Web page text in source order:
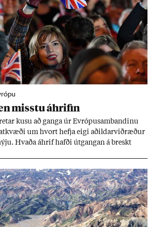
misstu áhrif­in
kusu að ganga úr Evr­ópu­sam­band­inu
um hvort hefja eigi að­ild­ar­við­ræð­ur
Hvaða áhrif hafði út­gang­an á breskt